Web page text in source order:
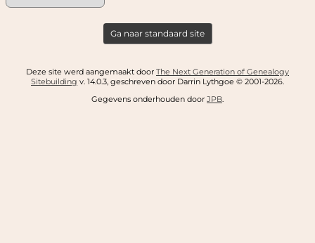
Ga naar standaard site
Deze site werd aangemaakt door The Next Generation of Genealogy
Sitebuilding v. 14.0.3, geschreven door Darrin Lythgoe © 2001-2026.
Gegevens onderhouden door JPB